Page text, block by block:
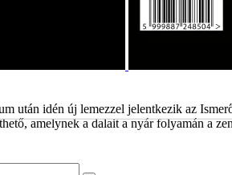
után idén új lemezzel jelentkezik az
amelynek a dalait a nyár folyamán a